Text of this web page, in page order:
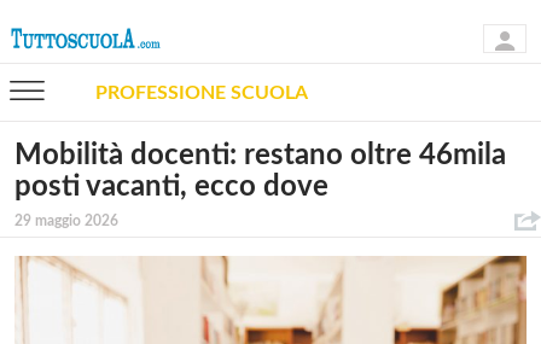
PROFESSIONE SCUOLA
Mobilità docenti: restano oltre 46mila
posti vacanti, ecco dove
29 maggio 2026